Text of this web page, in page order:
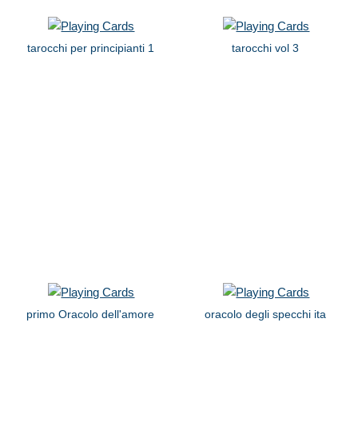
tarocchi per principianti 1 tarocchi vol 3
primo Oracolo dell'amore oracolo degli specchi ita